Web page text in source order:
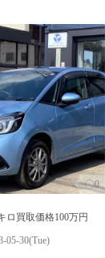
0
ロ買取価格100万円
05-30(Tue)